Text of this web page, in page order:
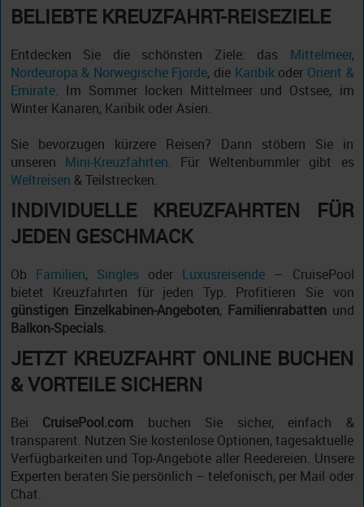
BELIEBTE KREUZFAHRT-REISEZIELE
Entdecken Sie die schönsten Ziele: das Mittelmeer,
Nordeuropa & Norwegische Fjorde, die Karibikoder Orient &
Emirate. Im Sommer locken Mittelmeer und Ostsee, im
Winter Kanaren, Karibik oder Asien.
Sie bevorzugen kürzere Reisen? Dann stöbern Sie in
unseren Mini-Kreuzfahrten. Für Weltenbummler gibt es
Weltreisen & Teilstrecken.
INDIVIDUELLE KREUZFAHRTEN FÜR
JEDEN GESCHMACK
Ob Familien, Singlesoder Luxusreisende – CruisePool
bietet Kreuzfahrten für jeden Typ. Profitieren Sie von
günstigen Einzelkabinen-Angeboten, Familienrabattenund
Balkon-Specials.
JETZT KREUZFAHRT ONLINE BUCHEN
& VORTEILE SICHERN
Bei CruisePool.com buchen Sie sicher, einfach &
transparent. Nutzen Sie kostenlose Optionen, tagesaktuelle
Verfügbarkeiten und Top-Angebote aller Reedereien. Unsere
Experten beraten Sie persönlich – telefonisch, per Mail oder
Chat.